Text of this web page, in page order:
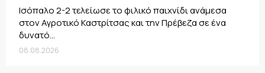
Ισόπαλο 2-2 τελείωσε το φιλικό παιχνίδι ανάμεσα
στον Αγροτικό Καστρίτσας και την Πρέβεζα σε ένα
δυνατό...
08.08.2026